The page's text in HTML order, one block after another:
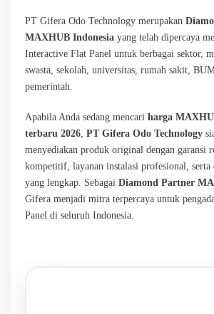
PT Gifera Odo Technology merupakan
MAXHUB Indonesia yang telah dipercaya
Interactive Flat Panel untuk berbagai sektor,
swasta, sekolah, universitas, rumah sakit,
pemerintah.
Apabila Anda sedang mencari harga
terbaru 2026 PT Gifera Odo Technology
menyediakan produk original dengan garansi
kompetitif, layanan instalasi profesional, serta
yang lengkap. Sebagai Diamond Partner
Gifera menjadi mitra terpercaya untuk
Panel di seluruh Indonesia.